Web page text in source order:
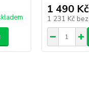
1 490 Kč
1 231 Kč